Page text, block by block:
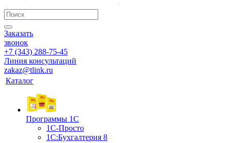
Заказать
звонок
+7 (343) 288-75-45
Линия консультаций
zakaz@tlink.ru
Каталог
Программы 1С
1С-Просто
1С:Бухгалтерия 8